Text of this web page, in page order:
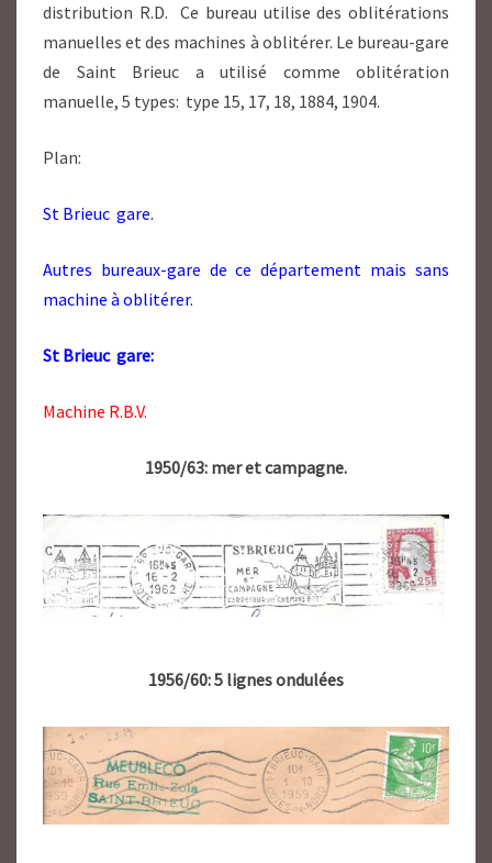
distribution R.D. Ce bureau utilise des oblitérations
manuelles et des machines à oblitérer. Le bureau-gare
de Saint Brieuc a utilisé comme oblitération
manuelle, 5 types: type 15, 17, 18, 1884, 1904.
Plan:
St Brieuc gare.
Autres bureaux-gare de ce département mais sans
machine à oblitérer.
St Brieuc gare:
Machine R.B.V.
1950/63: mer et campagne.
1956/60: 5 lignes ondulées